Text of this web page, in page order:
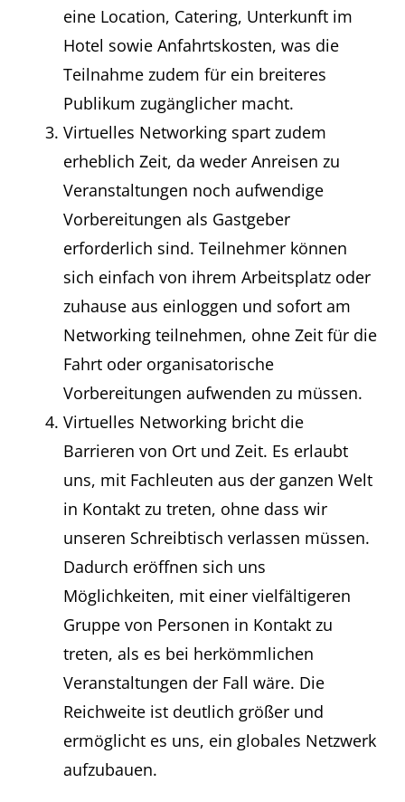
eine Location, Catering, Unterkunft im
Hotel sowie Anfahrtskosten, was die
Teilnahme zudem für ein breiteres
Publikum zugänglicher macht.
Virtuelles Networking spart zudem
erheblich Zeit, da weder Anreisen zu
Veranstaltungen noch aufwendige
Vorbereitungen als Gastgeber
erforderlich sind. Teilnehmer können
sich einfach von ihrem Arbeitsplatz oder
zuhause aus einloggen und sofort am
Networking teilnehmen, ohne Zeit für die
Fahrt oder organisatorische
Vorbereitungen aufwenden zu müssen.
Virtuelles Networking bricht die
Barrieren von Ort und Zeit. Es erlaubt
uns, mit Fachleuten aus der ganzen Welt
in Kontakt zu treten, ohne dass wir
unseren Schreibtisch verlassen müssen.
Dadurch eröffnen sich uns
Möglichkeiten, mit einer vielfältigeren
Gruppe von Personen in Kontakt zu
treten, als es bei herkömmlichen
Veranstaltungen der Fall wäre. Die
Reichweite ist deutlich größer und
ermöglicht es uns, ein globales Netzwerk
aufzubauen.